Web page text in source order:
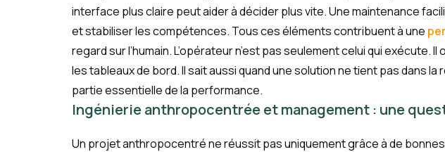
interface plus claire peut aider à décider plus vite. Une maintenance
et stabiliser les compétences. Tous ces éléments contribuent à une
regard sur l’humain. L’opérateur n’est pas seulement celui qui
les tableaux de bord. Il sait aussi quand une solution ne tient pas dans
partie essentielle de la performance.
Ingénierie anthropocentrée et management : une
Un projet anthropocentré ne réussit pas uniquement grâce à de